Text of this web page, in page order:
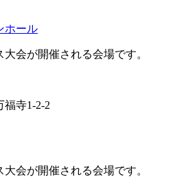
ホール
大会が開催される会場です。
寺1-2-2
大会が開催される会場です。